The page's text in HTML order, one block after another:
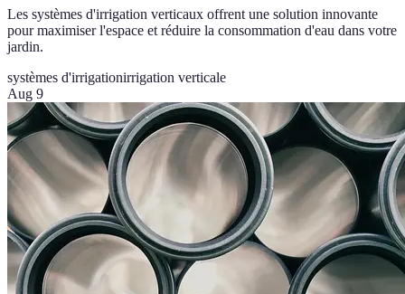
Les systèmes d'irrigation verticaux offrent une solution innovante
pour maximiser l'espace et réduire la consommation d'eau dans votre
jardin.
systèmes d'irrigationirrigation verticale
Aug 9